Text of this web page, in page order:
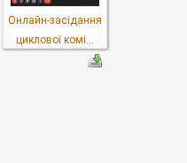
Онлайн-засідання
циклової комі...